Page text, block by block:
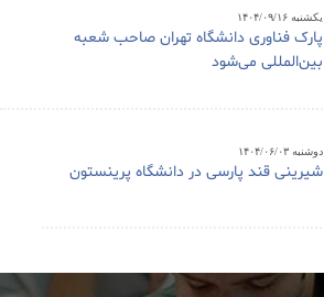
یکشنبه ۱۴۰۴/۰۹/۱۶
پارک فناوری دانشگاه تهران صاحب شعبه
بین‌المللی می‌شود
دوشنبه ۱۴۰۴/۰۶/۰۳
شیرینی قند پارسی در دانشگاه پرینستون